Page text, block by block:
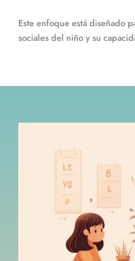
Este enfoque está diseñado
sociales del niño y su